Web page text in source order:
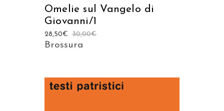
Omelie sul Vangelo di
Giovanni/1
30,00€
28,50€
Brossura